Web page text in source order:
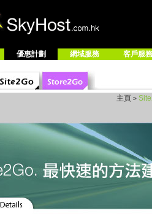
優惠計劃 網域服務 客戶服務
主頁 >